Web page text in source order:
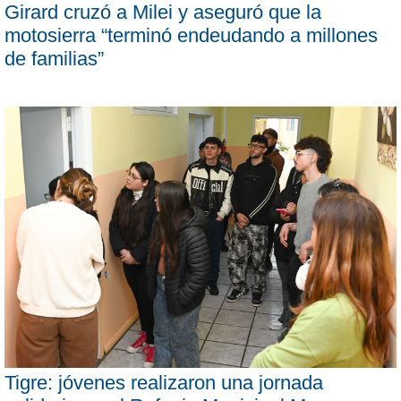
Girard cruzó a Milei y aseguró que la
motosierra “terminó endeudando a millones
de familias”
Tigre: jóvenes realizaron una jornada